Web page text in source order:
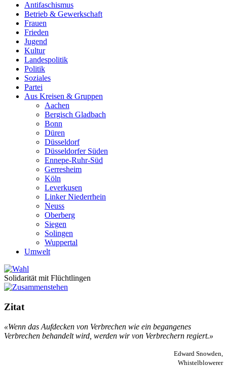
Antifaschismus
Betrieb & Gewerkschaft
Frauen
Frieden
Jugend
Kultur
Landespolitik
Politik
Soziales
Partei
Aus Kreisen & Gruppen
Aachen
Bergisch Gladbach
Bonn
Düren
Düsseldorf
Düsseldorfer Süden
Ennepe-Ruhr-Süd
Gerresheim
Köln
Leverkusen
Linker Niederrhein
Neuss
Oberberg
Siegen
Solingen
Wuppertal
Umwelt
Solidarität mit Flüchtlingen
Zitat
«Wenn das Aufdecken von Verbrechen wie ein begangenes
Verbrechen behandelt wird, werden wir von Verbrechern regiert.»
Edward Snowden,
Whistelblowerer